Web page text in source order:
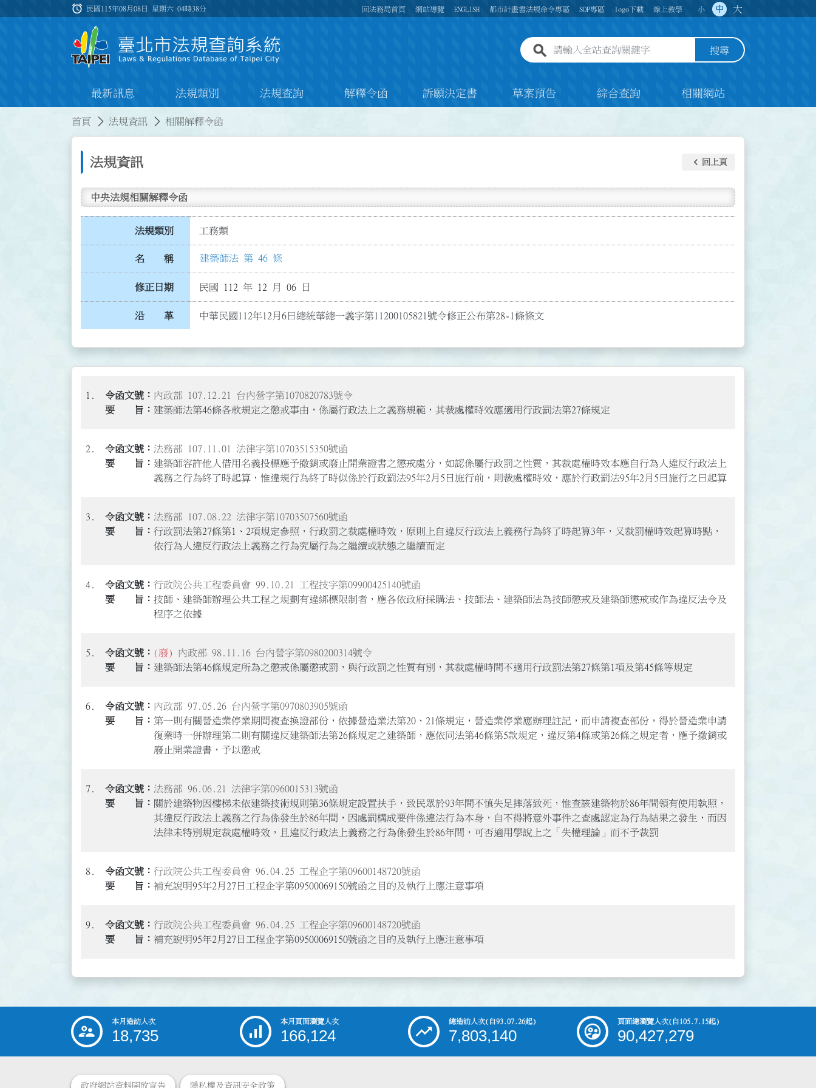
:::
alarm 民國115年08月08日 星期六04時38分 回法務局首頁 網站導覽 ENGLISH 都市計畫書法規命令專區 SOP專區 logo下載 線上教學 小 中 大
全站查詢關鍵字欄位 搜尋
最新訊息 法規類別 法規查詢 解釋令函 訴願決定書 草案預告 綜合查詢 相關網站
首頁 法規資訊 相關解釋令函
法規資訊 keyboard_arrow_left 回上頁
中央法規相關解釋令函
法規類別 工務類
名 稱 建築師法 第 46 條
修正日期 民國 112 年 12 月 06 日
沿 革 中華民國112年12月6日總統華總一義字第11200105821號令修正公布第28-1條條文
1.
內政部 107.12.21 台內營字第1070820783號令
建築師法第46條各款規定之懲戒事由，係屬行政法上之義務規範，其裁處權時效應適用行政罰法第27條規定
2.
法務部 107.11.01 法律字第10703515350號函
建築師容許他人借用名義投標應予撤銷或廢止開業證書之懲戒處分，如認係屬行政罰之性質，其裁處權時效本應自行為人違反行政法上
義務之行為終了時起算，惟違規行為終了時似係於行政罰法95年2月5日施行前，則裁處權時效，應於行政罰法95年2月5日施行之日起算
3.
法務部 107.08.22 法律字第10703507560號函
行政罰法第27條第1、2項規定參照，行政罰之裁處權時效，原則上自違反行政法上義務行為終了時起算3年，又裁罰權時效起算時點，
依行為人違反行政法上義務之行為究屬行為之繼續或狀態之繼續而定
4.
行政院公共工程委員會 99.10.21 工程技字第09900425140號函
技師、建築師辦理公共工程之規劃有違綁標限制者，應各依政府採購法、技師法、建築師法為技師懲戒及建築師懲戒或作為違反法令及
程序之依據
5. (廢)
內政部 98.11.16 台內營字第0980200314號令
建築師法第46條規定所為之懲戒係屬懲戒罰，與行政罰之性質有別，其裁處權時間不適用行政罰法第27條第1項及第45條等規定
6.
內政部 97.05.26 台內營字第0970803905號函
第一則有關營造業停業期間複查換證部份，依據營造業法第20、21條規定，營造業停業應辦理註記，而申請複查部份，得於營造業申請
復業時一併辦理第二則有關違反建築師法第26條規定之建築師，應依同法第46條第5款規定，違反第4條或第26條之規定者，應予撤銷或
廢止開業證書，予以懲戒
7.
法務部 96.06.21 法律字第0960015313號函
關於建築物因樓梯未依建築技術規則第36條規定設置扶手，致民眾於93年間不慎失足摔落致死，惟查該建築物於86年間領有使用執照，
其違反行政法上義務之行為係發生於86年間，因處罰構成要件係違法行為本身，自不得將意外事件之查處認定為行為結果之發生，而因
法律未特別規定裁處權時效，且違反行政法上義務之行為係發生於86年間，可否適用學說上之「失權理論」而不予裁罰
8.
行政院公共工程委員會 96.04.25 工程企字第09600148720號函
補充說明95年2月27日工程企字第09500069150號函之目的及執行上應注意事項
9.
行政院公共工程委員會 96.04.25 工程企字第09600148720號函
補充說明95年2月27日工程企字第09500069150號函之目的及執行上應注意事項
::: 本月造訪人次
18,735
本月頁面瀏覽人次
166,124
總造訪人次(自93.07.26起)
7,803,140
頁面總瀏覽人次(自105.7.15起)
90,427,279
政府網站資料開放宣告 隱私權及資訊安全政策